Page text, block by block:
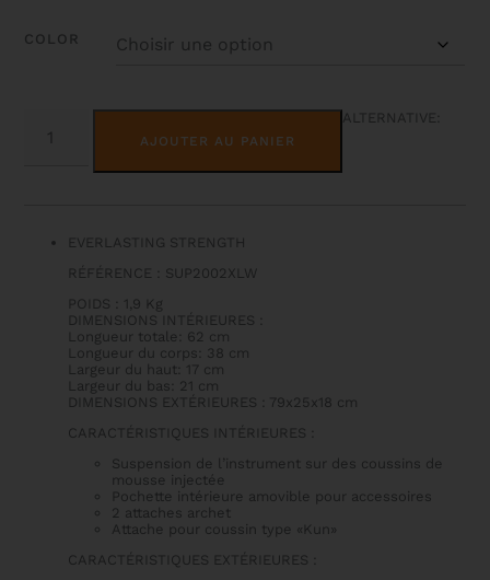
COLOR
QUANTITÉ
AJOUTER AU PANIER
ALTERNATIVE:
EVERLASTING STRENGTH
RÉFÉRENCE : SUP2002XLW
POIDS : 1,9 Kg
DIMENSIONS INTÉRIEURES :
Longueur totale: 62 cm
Longueur du corps: 38 cm
Largeur du haut: 17 cm
Largeur du bas: 21 cm
DIMENSIONS EXTÉRIEURES : 79x25x18 cm
CARACTÉRISTIQUES INTÉRIEURES :
Suspension de l’instrument sur des coussins de
mousse injectée
Pochette intérieure amovible pour accessoires
2 attaches archet
Attache pour coussin type «Kun»
CARACTÉRISTIQUES EXTÉRIEURES :